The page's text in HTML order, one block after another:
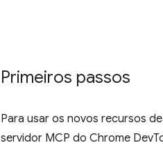
Primeiros passos
Para usar os novos recursos
servidor MCP do Chrome